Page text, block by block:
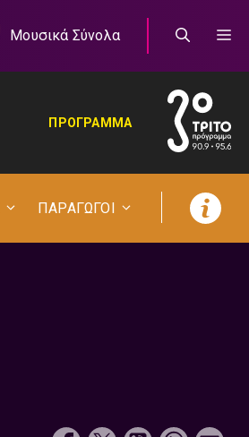
Μουσικά Σύνολα
ΠΡΟΓΡΑΜΜΑ
ΠΑΡΑΓΩΓΟΙ